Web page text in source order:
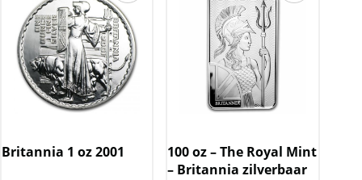
Britannia 1 oz 2001
100 oz – The Royal Mint
– Britannia zilverbaar